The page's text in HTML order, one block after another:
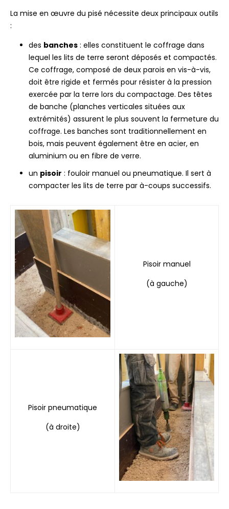
La mise en œuvre du pisé nécessite deux principaux outils
:
des banches : elles constituent le coffrage dans
lequel les lits de terre seront déposés et compactés.
Ce coffrage, composé de deux parois en vis-à-vis,
doit être rigide et fermés pour résister à la pression
exercée par la terre lors du compactage. Des têtes
de banche (planches verticales situées aux
extrémités) assurent le plus souvent la fermeture du
coffrage. Les banches sont traditionnellement en
bois, mais peuvent également être en acier, en
aluminium ou en fibre de verre.
un pisoir : fouloir manuel ou pneumatique. Il sert à
compacter les lits de terre par à-coups successifs.
Pisoir manuel
(à gauche)
Pisoir pneumatique
(à droite)